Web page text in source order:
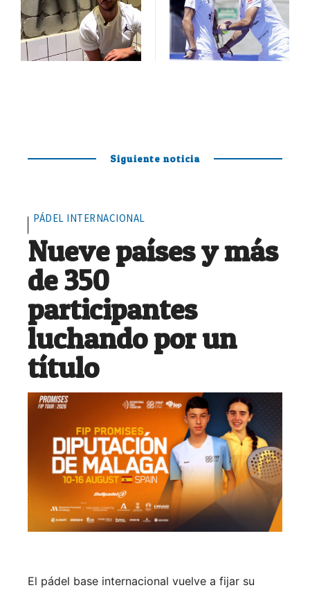
Siguiente noticia
PÁDEL INTERNACIONAL
Nueve países y más
de 350
participantes
luchando por un
título
El pádel base internacional vuelve a fijar su